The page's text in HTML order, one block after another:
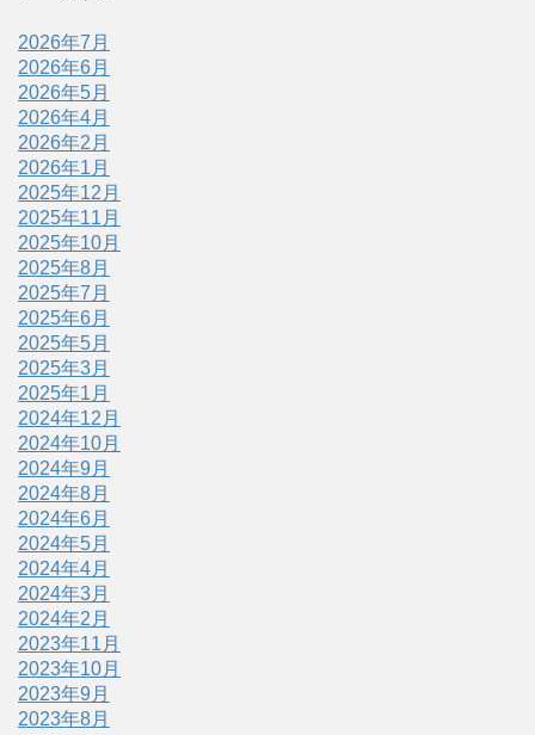
2026年7月
2026年6月
2026年5月
2026年4月
2026年2月
2026年1月
2025年12月
2025年11月
2025年10月
2025年8月
2025年7月
2025年6月
2025年5月
2025年3月
2025年1月
2024年12月
2024年10月
2024年9月
2024年8月
2024年6月
2024年5月
2024年4月
2024年3月
2024年2月
2023年11月
2023年10月
2023年9月
2023年8月